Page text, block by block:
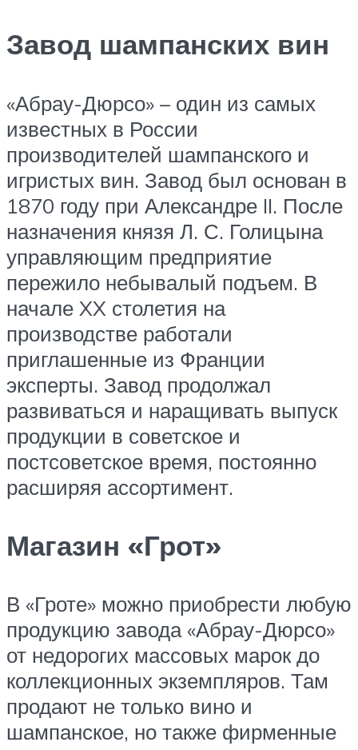
Завод шампанских вин
«Абрау-Дюрсо» – один из самых
известных в России
производителей шампанского и
игристых вин. Завод был основан в
1870 году при Александре II. После
назначения князя Л. С. Голицына
управляющим предприятие
пережило небывалый подъем. В
начале XX столетия на
производстве работали
приглашенные из Франции
эксперты. Завод продолжал
развиваться и наращивать выпуск
продукции в советское и
постсоветское время, постоянно
расширяя ассортимент.
Магазин «Грот»
В «Гроте» можно приобрести любую
продукцию завода «Абрау-Дюрсо»
от недорогих массовых марок до
коллекционных экземпляров. Там
продают не только вино и
шампанское, но также фирменные